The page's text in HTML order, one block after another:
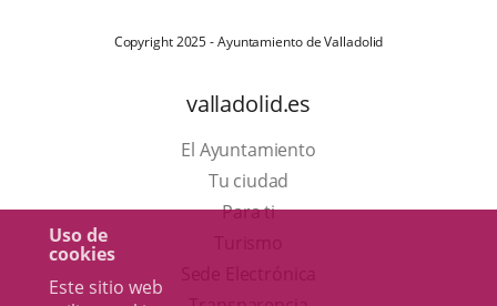
Uso de
cookies
Este sitio web
Copyright 2025 - Ayuntamiento de Valladolid
valladolid.es
El Ayuntamiento
Tu ciudad
Para ti